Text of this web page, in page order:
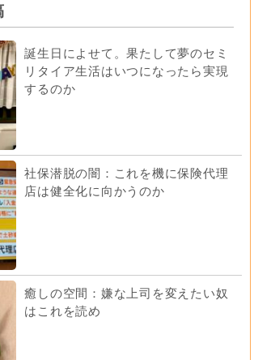
誕生日によせて。果たして夢のセミ
リタイア生活はいつになったら実現
するのか
社保潜脱の闇：これを機に保険代理
店は健全化に向かうのか
癒しの空間：嫌な上司を変えたい奴
はこれを読め